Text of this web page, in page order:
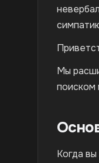
Мы
поиском
Когда